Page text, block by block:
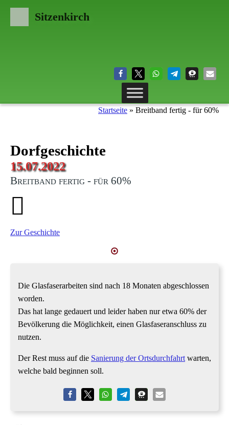
Sitzenkirch
Startseite » Breitband fertig - für 60%
Dorfgeschichte
15.07.2022
Breitband fertig - für 60%
Zur Geschichte
Die Glasfaserarbeiten sind nach 18 Monaten abgeschlossen
worden.
Das hat lange gedauert und leider haben nur etwa 60% der
Bevölkerung die Möglichkeit, einen Glasfaseranschluss zu
nutzen.
Der Rest muss auf die Sanierung der Ortsdurchfahrt warten,
welche bald beginnen soll.